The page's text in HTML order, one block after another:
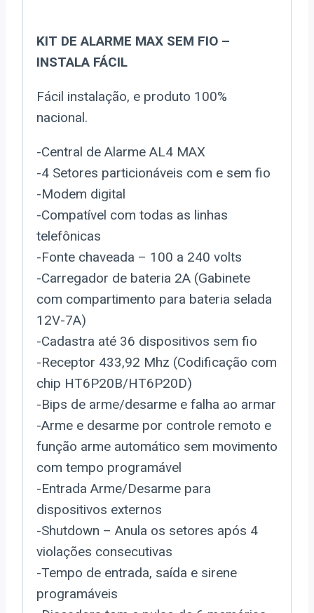
KIT DE ALARME MAX SEM FIO –
INSTALA FÁCIL
Fácil instalação, e produto 100%
nacional.
-Central de Alarme AL4 MAX
-4 Setores particionáveis com e sem fio
-Modem digital
-Compatível com todas as linhas
telefônicas
-Fonte chaveada – 100 a 240 volts
-Carregador de bateria 2A (Gabinete
com compartimento para bateria selada
12V-7A)
-Cadastra até 36 dispositivos sem fio
-Receptor 433,92 Mhz (Codificação com
chip HT6P20B/HT6P20D)
-Bips de arme/desarme e falha ao armar
-Arme e desarme por controle remoto e
função arme automático sem movimento
com tempo programável
-Entrada Arme/Desarme para
dispositivos externos
-Shutdown – Anula os setores após 4
violações consecutivas
-Tempo de entrada, saída e sirene
programáveis